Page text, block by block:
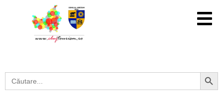
Search
for:
Search Button